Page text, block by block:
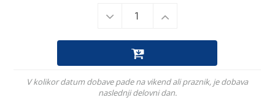
V kolikor datum dobave pade na vikend ali praznik, je dobava
naslednji delovni dan.